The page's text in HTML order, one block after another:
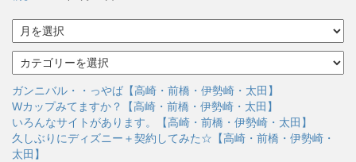
ー
カ
イ
ブ
カ
テ
ゴ
リ
ー
ガンニバル・・っやば【高崎・前橋・伊勢崎・太田】
Wカップみてますか？【高崎・前橋・伊勢崎・太田】
いろんなサイトがあります。【高崎・前橋・伊勢崎・太田】
久しぶりにディズニー＋契約してみた☆【高崎・前橋・伊勢崎・
太田】